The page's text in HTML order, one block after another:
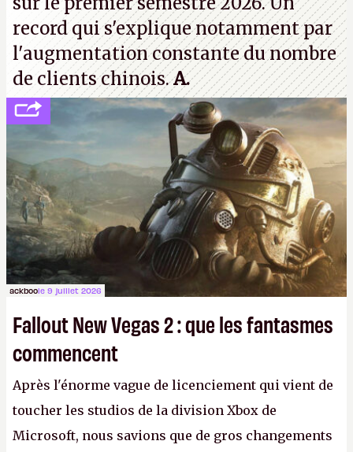
record qui s'explique notamment par
l'augmentation constante du nombre
de clients chinois.A.
ackboole 9 juillet 2026
Fallout New Vegas 2 : que les fantasmes
commencent
Après l'énorme vague de licenciement qui vient de
toucher les studios de la division Xbox de
Microsoft, nous savions que de gros changements